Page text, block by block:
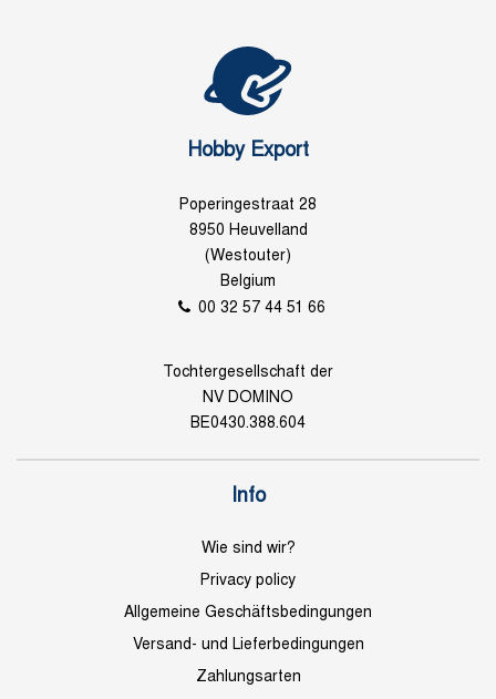
Hobby Export
Poperingestraat 28
8950 Heuvelland
(Westouter)
Belgium
00 32 57 44 51 66
Tochtergesellschaft der
NV DOMINO
BE0430.388.604
Info
Wie sind wir?
Privacy policy
Allgemeine Geschäftsbedingungen
Versand- und Lieferbedingungen
Zahlungsarten